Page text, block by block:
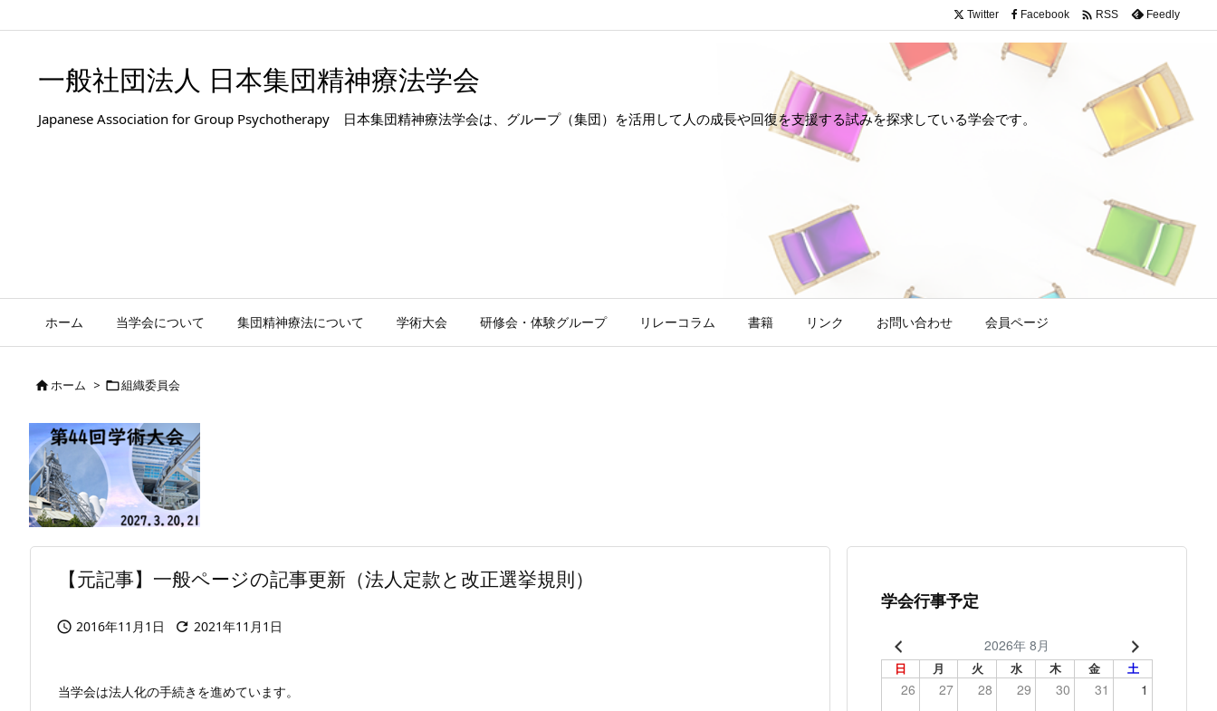
一般社団法人 日本集団精神療法学会
Japanese Association for Group Psychotherapy 日本集団精神療法学会は、グループ（集団）を活用して人の成長や回復を支援する試みを探求している学会です。
ホーム 当学会について 集団精神療法について 学術大会 研修会・体験グループ リレーコラム 書籍 リンク お問い合わせ 会員ページ
Twitter Facebook  RSS Feedly
ホーム > 組織委員会
【元記事】一般ページの記事更新（法人定款と改正選挙規則）
 2016年11月1日  2021年11月1日
当学会は法人化の手続きを進めています。
学会行事予定
2026年 8月
日 月 火 水 木 金 土
26 27 28 29 30 31 1